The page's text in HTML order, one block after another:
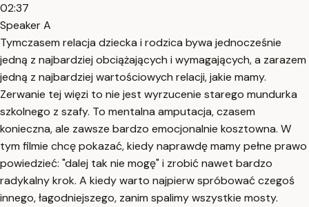
02:37
Speaker A
Tymczasem relacja dziecka i rodzica bywa jednocześnie
jedną z najbardziej obciążających i wymagających, a zarazem
jedną z najbardziej wartościowych relacji, jakie mamy.
Zerwanie tej więzi to nie jest wyrzucenie starego mundurka
szkolnego z szafy. To mentalna amputacja, czasem
konieczna, ale zawsze bardzo emocjonalnie kosztowna. W
tym filmie chcę pokazać, kiedy naprawdę mamy pełne prawo
powiedzieć: "dalej tak nie mogę" i zrobić nawet bardzo
radykalny krok. A kiedy warto najpierw spróbować czegoś
innego, łagodniejszego, zanim spalimy wszystkie mosty.